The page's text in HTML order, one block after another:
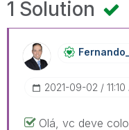
1 Solution
‎2021-09-02
Olá, vc deve